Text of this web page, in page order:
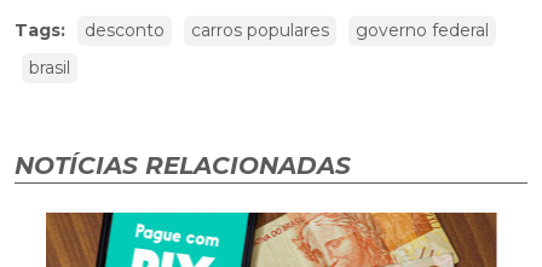
Tags: desconto carros populares
governo federal
brasil
NOTÍCIAS RELACIONADAS